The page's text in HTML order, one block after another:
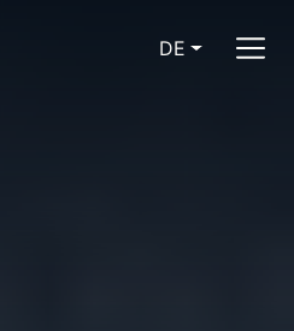
DE
CURRENT